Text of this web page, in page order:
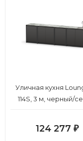
Уличная кухня
114S, 3 м, черный/
124 277 ₽